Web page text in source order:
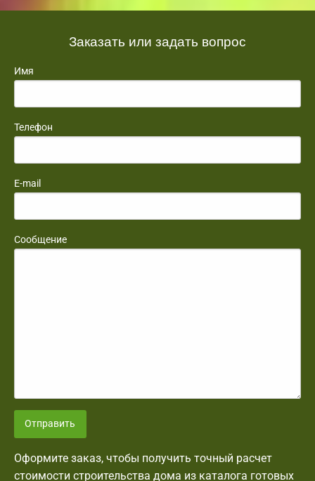
Заказать или задать вопрос
Имя
Телефон
E-mail
Сообщение
Отправить
Оформите заказ, чтобы получить точный расчет
стоимости строительства дома из каталога готовых